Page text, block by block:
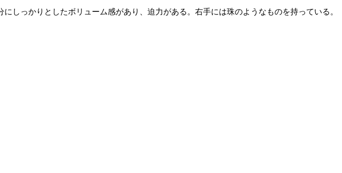
しっかりとしたボリューム感があり、迫力がある。右手には珠のようなものを持っている。